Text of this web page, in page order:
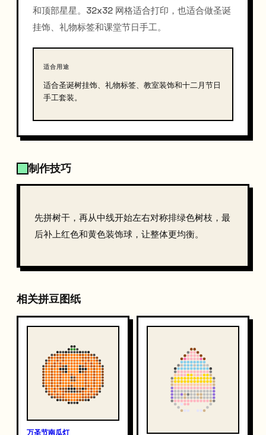
和顶部星星。32x32 网格适合打印，也适合做圣诞
挂饰、礼物标签和课堂节日手工。
适合用途
适合圣诞树挂饰、礼物标签、教室装饰和十二月节日
手工套装。
制作技巧
先拼树干，再从中线开始左右对称排绿色树枝，最
后补上红色和黄色装饰球，让整体更均衡。
相关拼豆图纸
万圣节南瓜灯